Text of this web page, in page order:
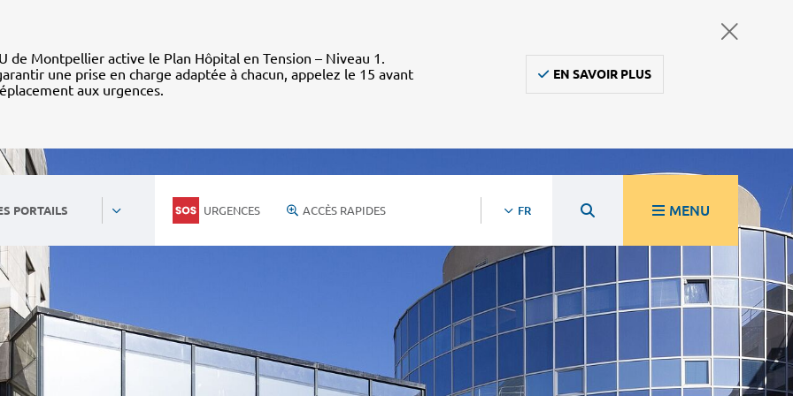
de Montpellier active le Plan Hôpital en Tension – Niveau 1.
une prise en charge adaptée à chacun, appelez le 15 avant
aux urgences.
EN SAVOIR PLUS
PORTAILS URGENCES ACCÈS RAPIDES FR MENU